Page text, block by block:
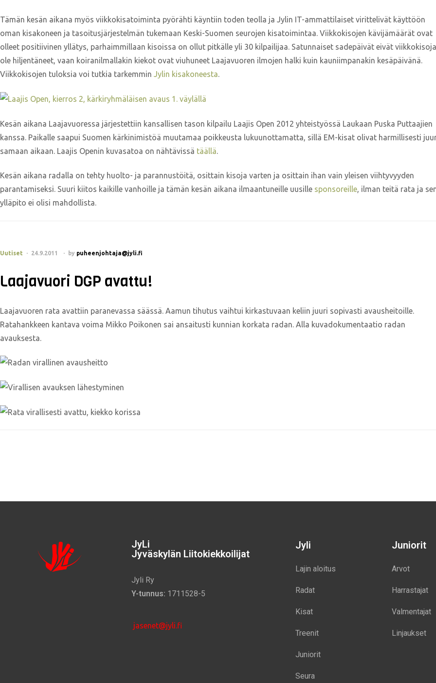
Tämän kesän aikana myös viikkokisatoiminta pyörähti käyntiin toden teolla ja Jylin IT-ammattilaiset virittelivät käyttöön
oman kisakoneen ja tasoitusjärjestelmän tukemaan Keski-Suomen seurojen kisatoimintaa. Viikkokisojen kävijämäärät ovat
olleet positiivinen yllätys, parhaimmillaan kisoissa on ollut pitkälle yli 30 kilpailijaa. Satunnaiset sadepäivät eivät viikkokisoja
ole hiljentäneet, vaan koiranilmallakin kiekot ovat viuhuneet Laajavuoren ilmojen halki kuin kauniimpanakin kesäpäivänä.
Viikkokisojen tuloksia voi tutkia tarkemmin Jylin kisakoneesta.
Kesän aikana Laajavuoressa järjestettiin kansallisen tason kilpailu Laajis Open 2012 yhteistyössä Laukaan Puska Puttaajien
kanssa. Paikalle saapui Suomen kärkinimistöä muutamaa poikkeusta lukuunottamatta, sillä EM-kisat olivat harmillisesti
samaan aikaan. Laajis Openin kuvasatoa on nähtävissä täällä.
Kesän aikana radalla on tehty huolto- ja parannustöitä, osittain kisoja varten ja osittain ihan vain yleisen viihtyvyyden
parantamiseksi. Suuri kiitos kaikille vanhoille ja tämän kesän aikana ilmaantuneille uusille sponsoreille, ilman teitä rata ja
ylläpito ei olisi mahdollista.
Uutiset 24.9.2011 by puheenjohtaja@jyli.fi
Laajavuori DGP avattu!
Laajavuoren rata avattiin paranevassa säässä. Aamun tihutus vaihtui kirkastuvaan keliin juuri sopivasti avausheitoille.
Ratahankkeen kantava voima Mikko Poikonen sai ansaitusti kunnian korkata radan. Alla kuvadokumentaatio radan
avauksesta.
JyLi
Jyväskylän Liitokiekkoilijat
Jyli Ry
Y-tunnus: 1711528-5
jasenet@jyli.fi
Jyli
Lajin aloitus
Radat
Kisat
Treenit
Juniorit
Seura
Juniorit
Arvot
Harrastajat
Valmentajat
Linjaukset